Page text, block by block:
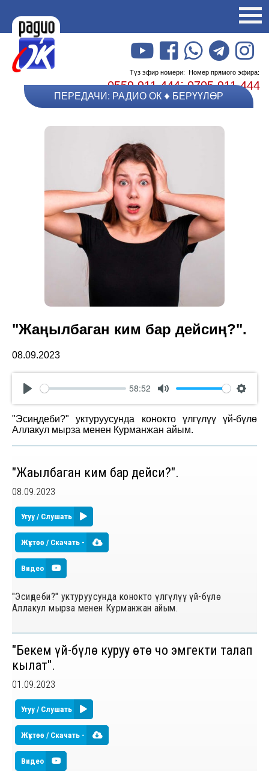
Түз эфир номери: Номер прямого эфира:
0559 911 444;0705 911 444
ПЕРЕДАЧИ: РАДИО ОК БЕРҮҮЛӨР
"Жаңылбаган ким бар дейсиң?".
08.09.2023
Play
58:52
Mute
"Эсиңдеби?" уктуруусунда конокто үлгүлүү үй-бүлө
Аллакул мырза менен Курманжан айым.
"Жаңылбаган ким бар дейсиң?".
08.09.2023
Угуу / Слушать
Жүктөө / Скачать -
Видео
"Эсиңдеби?" уктуруусунда конокто үлгүлүү үй-бүлө
Аллакул мырза менен Курманжан айым.
"Бекем үй-бүлө куруу өтө чоң эмгекти талап
кылат".
01.09.2023
Угуу / Слушать
Жүктөө / Скачать -
Видео